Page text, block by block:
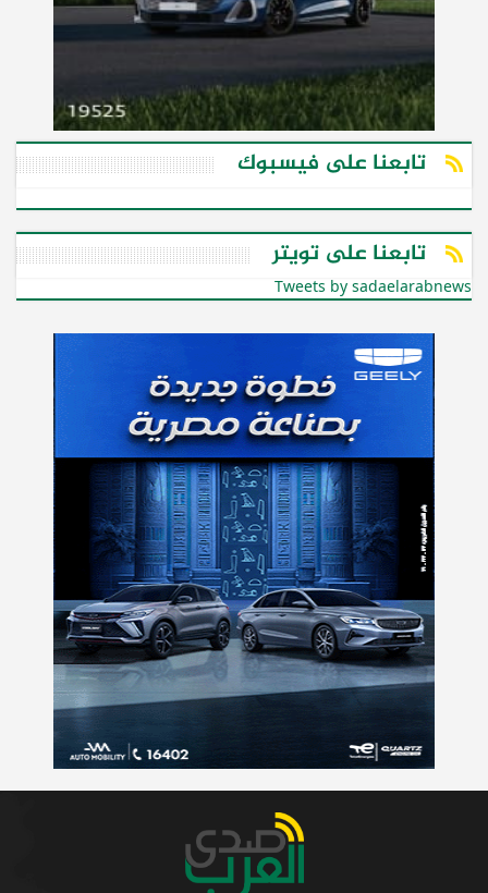
تابعنا على فيسبوك
تابعنا على تويتر
Tweets by sadaelarabnews